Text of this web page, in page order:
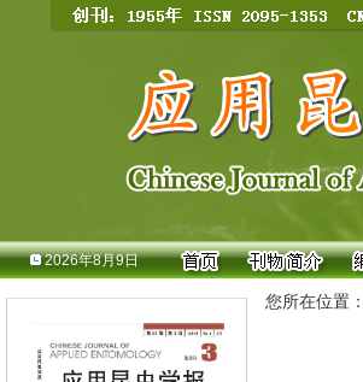
2026年8月9日
您所在位置：